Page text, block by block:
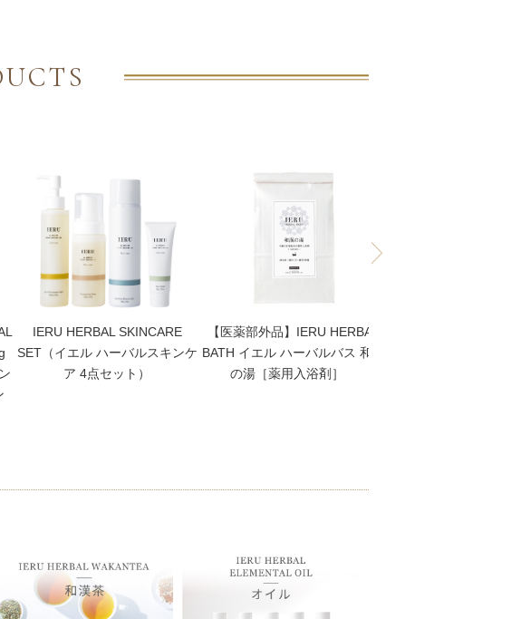
IERU HERBAL SKINCARE
SET（イエル ハーバルスキンケ
ア 4点セット）
【医薬部外品】IERU HERBAL
BATH イエル ハーバルバス 和漢
の湯［薬用入浴剤］